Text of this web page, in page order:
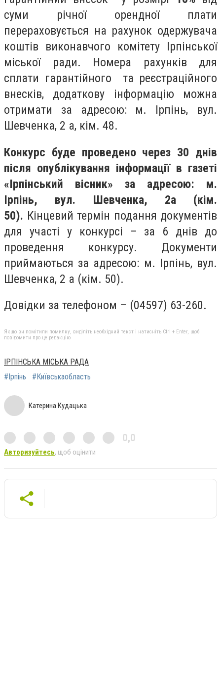
суми річної орендної плати
перераховується на рахунок одержувача
коштів виконавчого комітету Ірпінської
міської ради. Номера рахунків для
сплати гарантійного та реєстраційного
внесків, додаткову інформацію можна
отримати за адресою: м. Ірпінь, вул.
Шевченка, 2 а, кім. 48.
Конкурс буде проведено через 30 днів
після опублікування інформації в газеті
«Ірпінський вісник» за адресою: м.
Ірпінь, вул. Шевченка, 2а (кім.
50). Кінцевий термін подання документів
для участі у конкурсі – за 6 днів до
проведення конкурсу. Документи
приймаються за адресою: м. Ірпінь, вул.
Шевченка, 2 а (кім. 50).
Довідки за телефоном – (04597) 63-260.
Якщо ви помітили помилку, виділіть необхідний текст і натисніть Ctrl + Enter, щоб
повідомити про це редакцію
ІРПІНСЬКА МІСЬКА РАДА
#Ірпінь
#Київськаобласть
Катерина Кудацька
0,0
Авторизуйтесь, щоб оцінити